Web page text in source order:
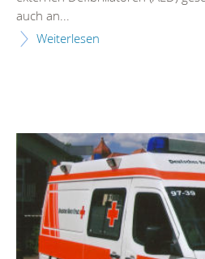
auch an...
Weiterlesen